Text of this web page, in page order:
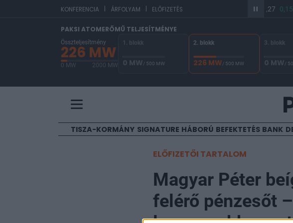
KONFERENCIA | ÁRFOLYAM | ELŐFIZETÉS 362,27
PAKSI ATOMERŐMŰ TELJESÍTMÉNYE
Összteljesítmény
226 MW
0 MW 2000 MW
1. blokk
0 MW/ 500 MW
2. blokk
226 MW/ 500 MW
3. blokk
0 MW/
TISZA-KORMÁNY SIGNATURE HÁBORÚ BEFEKTETÉS BANK
ELŐFIZETŐI TARTALOM
Magyar Péter
felérő pénzesőt